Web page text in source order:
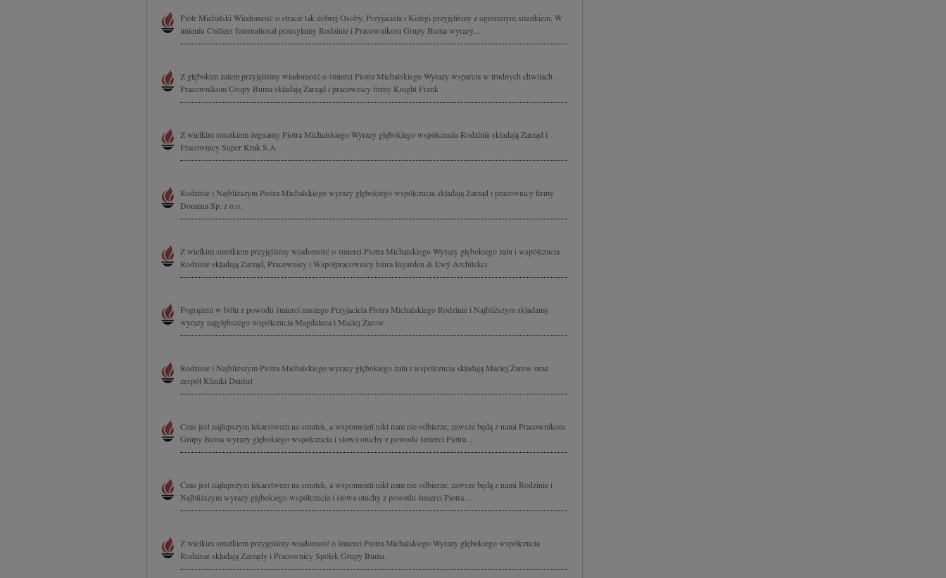
Piotr Michalski Wiadomość o stracie tak dobrej Osoby, Przyjaciela i Kolegi przyjęliśmy z ogromnym smutkiem. W
imieniu Colliers International przesyłamy Rodzinie i Pracownikom Grupy Buma wyrazy...
Z głębokim żalem przyjęliśmy wiadomość o śmierci Piotra Michalskiego Wyrazy wsparcia w trudnych chwilach
Pracownikom Grupy Buma składają Zarząd i pracownicy firmy Knight Frank
Z wielkim smutkiem żegnamy Piotra Michalskiego Wyrazy głębokiego współczucia Rodzinie składają Zarząd i
Pracownicy Super Krak S.A.
Rodzinie i Najbliższym Piotra Michalskiego wyrazy głębokiego współczucia składają Zarząd i pracownicy firmy
Domena Sp. z o.o.
Z wielkim smutkiem przyjęliśmy wiadomość o śmierci Piotra Michalskiego Wyrazy głębokiego żalu i współczucia
Rodzinie składają Zarząd, Pracownicy i Współpracownicy biura Ingarden & Ewý Architekci
Pogrążeni w bólu z powodu śmierci naszego Przyjaciela Piotra Michalskiego Rodzinie i Najbliższym składamy
wyrazy najgłębszego współczucia Magdalena i Maciej Żarow
Rodzinie i Najbliższym Piotra Michalskiego wyrazy głębokiego żalu i współczucia składają Maciej Żarow oraz
zespół Kliniki Dentist
Czas jest najlepszym lekarstwem na smutek, a wspomnień nikt nam nie odbierze, zawsze będą z nami Pracownikom
Grupy Buma wyrazy głębokiego współczucia i słowa otuchy z powodu śmierci Piotra...
Czas jest najlepszym lekarstwem na smutek, a wspomnień nikt nam nie odbierze, zawsze będą z nami Rodzinie i
Najbliższym wyrazy głębokiego współczucia i słowa otuchy z powodu śmierci Piotra...
Z wielkim smutkiem przyjęliśmy wiadomość o śmierci Piotra Michalskiego Wyrazy głębokiego współczucia
Rodzinie składają Zarządy i Pracownicy Spółek Grupy Buma